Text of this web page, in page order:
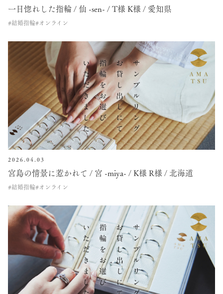
一目惚れした指輪 / 仙 -sen- / T様 K様 / 愛知県
#結婚指輪#オンライン
2026.04.03
宮島の情景に惹かれて / 宮 -miya- / K様 R様 / 北海道
#結婚指輪#オンライン